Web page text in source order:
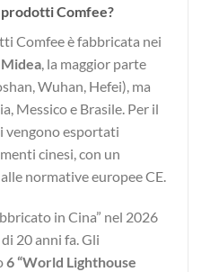
Comfee?
Comfee è fabbricata nei
, la maggior parte
Wuhan, Hefei), ma
Messico e Brasile. Per il
vengono esportati
cinesi, con un
normative europee CE.
in Cina” nel 2026
20 anni fa. Gli
6 “World Lighthouse